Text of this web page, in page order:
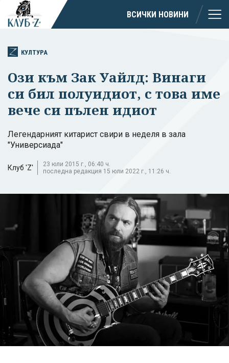
ВСИЧКИ НОВИНИ
КУЛТУРА
Ози към Зак Уайлд: Винаги
си бил полуидиот, с това име
вече си пълен идиот
Легендарният китарист свири в неделя в зала
"Универсиада"
Клуб 'Z'
23 юли 2015 г., 06:40 ч.
последна редакция 15 юли 2022 г., 11:26 ч.